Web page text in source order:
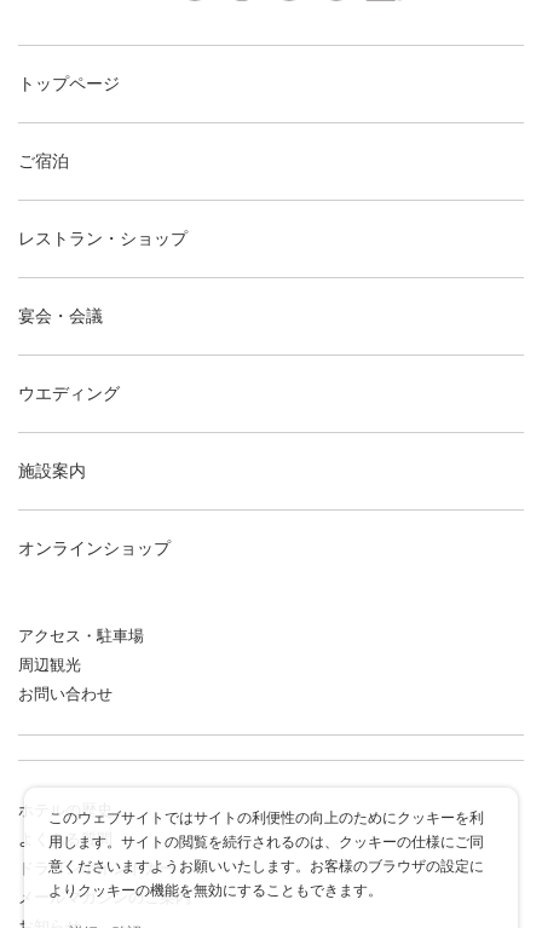
このウェブサイトではサイトの利便性の向上のためにクッキーを利
用します。サイトの閲覧を続行されるのは、クッキーの仕様にご同
意くださいますようお願いいたします。お客様のブラウザの設定に
よりクッキーの機能を無効にすることもできます。
トップページ
ご宿泊
レストラン・ショップ
宴会・会議
ウエディング
施設案内
オンラインショップ
アクセス・駐車場
周辺観光
お問い合わせ
ホテルの歴史
よくある質問
ドラゴンポイントカード
メールマガジンのご案内